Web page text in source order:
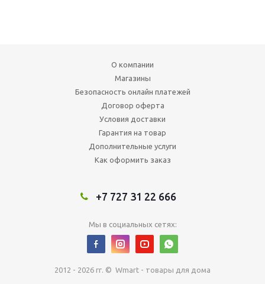
О компании
Магазины
Безопасность онлайн платежей
Договор оферта
Условия доставки
Гарантия на товар
Дополнительные услуги
Как оформить заказ
+7 727 31 22 666
Мы в социальных сетях:
2012 - 2026 гг. © Wmart - товары для дома